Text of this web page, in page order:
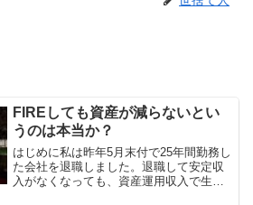
FIREしても資産が減らないとい
うのは本当か？
はじめに私は昨年5月末付で25年間勤務し
た会社を退職しました。退職して安定収
入がなくなっても、資産運用収入で生活